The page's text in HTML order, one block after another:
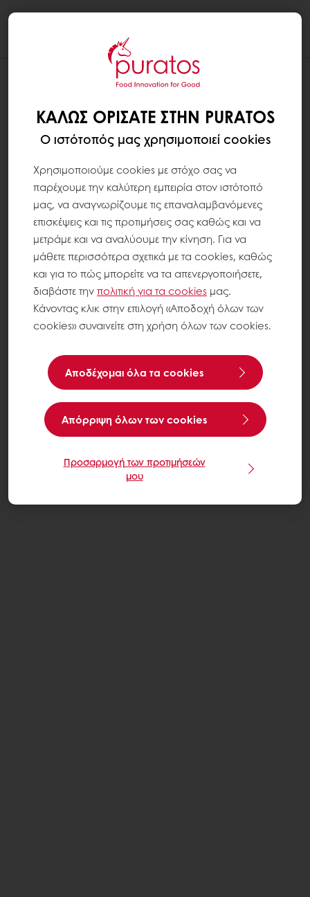
ΚΑΛΏΣ ΟΡΊΣΑΤΕ ΣΤΗΝ PURATOS
Ο ιστότοπός μας χρησιμοποιεί cookies
Χρησιμοποιούμε cookies με στόχο σας να
παρέχουμε την καλύτερη εμπειρία στον ιστότοπό
μας, να αναγνωρίζουμε τις επαναλαμβανόμενες
επισκέψεις και τις προτιμήσεις σας καθώς και να
μετράμε και να αναλύουμε την κίνηση. Για να
μάθετε περισσότερα σχετικά με τα cookies, καθώς
και για το πώς μπορείτε να τα απενεργοποιήσετε,
διαβάστε τηνπολιτική για τα cookies μας.
Κάνοντας κλικ στην επιλογή «Αποδοχή όλων των
cookies» συναινείτε στη χρήση όλων των cookies.
Αποδέχομαι όλα τα cookies
Aπόρριψη όλων των cookies
Προσαρμογή των προτιμήσεών
μου